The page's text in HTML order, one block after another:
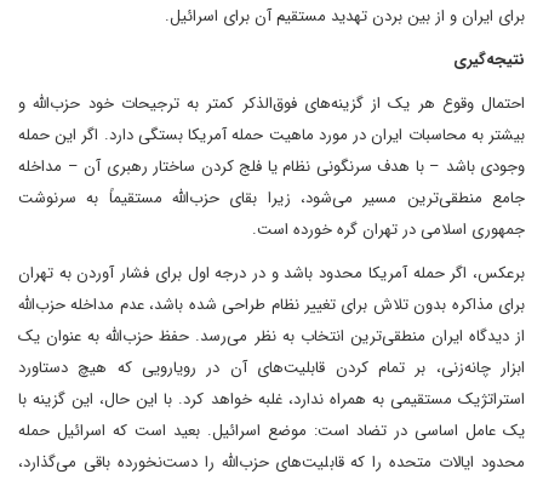
برای ایران و از بین بردن تهدید مستقیم آن برای اسرائیل.
نتیجه‌گیری
احتمال وقوع هر یک از گزینه‌های فوق‌الذکر کمتر به ترجیحات خود حزب‌الله و
بیشتر به محاسبات ایران در مورد ماهیت حمله آمریکا بستگی دارد. اگر این حمله
وجودی باشد – با هدف سرنگونی نظام یا فلج کردن ساختار رهبری آن – مداخله
جامع منطقی‌ترین مسیر می‌شود، زیرا بقای حزب‌الله مستقیماً به سرنوشت
جمهوری اسلامی در تهران گره خورده است.
برعکس، اگر حمله آمریکا محدود باشد و در درجه اول برای فشار آوردن به تهران
برای مذاکره بدون تلاش برای تغییر نظام طراحی شده باشد، عدم مداخله حزب‌الله
از دیدگاه ایران منطقی‌ترین انتخاب به نظر می‌رسد. حفظ حزب‌الله به عنوان یک
ابزار چانه‌زنی، بر تمام کردن قابلیت‌های آن در رویارویی که هیچ دستاورد
استراتژیک مستقیمی به همراه ندارد، غلبه خواهد کرد. با این حال، این گزینه با
یک عامل اساسی در تضاد است: موضع اسرائیل. بعید است که اسرائیل حمله
محدود ایالات متحده را که قابلیت‌های حزب‌الله را دست‌نخورده باقی می‌گذارد،